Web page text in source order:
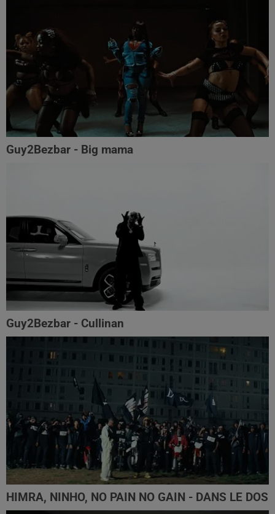
Guy2Bezbar - Big mama
Guy2Bezbar - Cullinan
HIMRA, NINHO, NO PAIN NO GAIN - DANS LE DOS